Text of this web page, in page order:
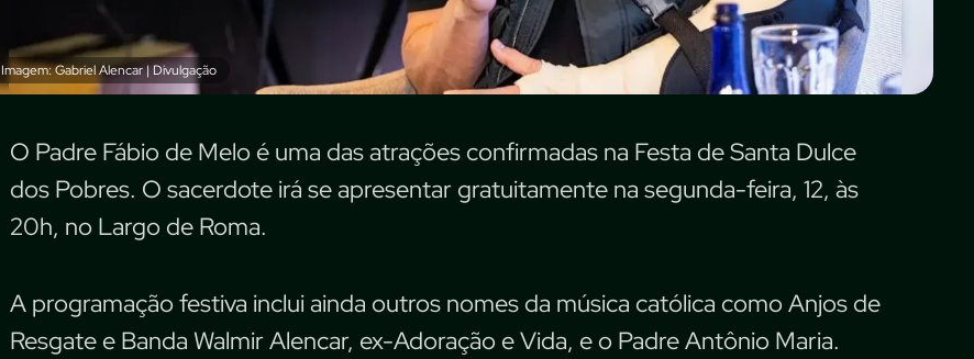
Imagem: Gabriel Alencar | Divulgação
O Padre Fábio de Melo é uma das atrações confirmadas na Festa de Santa Dulce
dos Pobres. O sacerdote irá se apresentar gratuitamente na segunda-feira, 12, às
20h, no Largo de Roma.
A programação festiva inclui ainda outros nomes da música católica como Anjos de
Resgate e Banda Walmir Alencar, ex-Adoração e Vida, e o Padre Antônio Maria.